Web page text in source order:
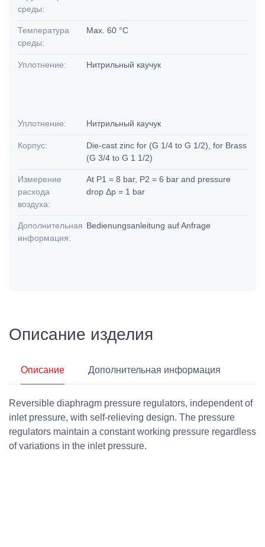
среды:
Температура
среды:
Max. 60 °C
Уплотнение: Нитрильный каучук
Уплотнение: Нитрильный каучук
Корпус:
Die-cast zinc for (G 1/4 to G 1/2), for Brass
(G 3/4 to G 1 1/2)
Измерение
расхода
воздуха:
At P1 = 8 bar, P2 = 6 bar and pressure
drop Δp = 1 bar
Дополнительная
информация:
Bedienungsanleitung auf Anfrage
Описание изделия
Описание Дополнительная информация
Reversible diaphragm pressure regulators, independent of
inlet pressure, with self-relieving design. The pressure
regulators maintain a constant working pressure regardless
of variations in the inlet pressure.